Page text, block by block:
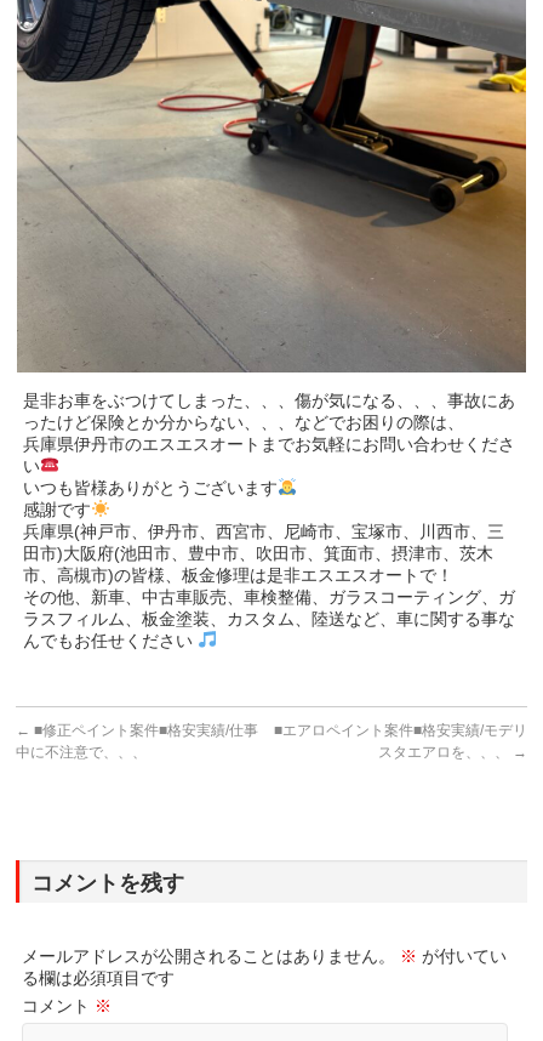
是非お車をぶつけてしまった、、、傷が気になる、、、事故にあ
ったけど保険とか分からない、、、などでお困りの際は、
兵庫県伊丹市のエスエスオートまでお気軽にお問い合わせくださ
い
いつも皆様ありがとうございます
感謝です
兵庫県(神戸市、伊丹市、西宮市、尼崎市、宝塚市、川西市、三
田市)大阪府(池田市、豊中市、吹田市、箕面市、摂津市、茨木
市、高槻市)の皆様、板金修理は是非エスエスオートで！
その他、新車、中古車販売、車検整備、ガラスコーティング、ガ
ラスフィルム、板金塗装、カスタム、陸送など、車に関する事な
んでもお任せください
← ■修正ペイント案件■格安実績/仕事
中に不注意で、、、
■エアロペイント案件■格安実績/モデリ
スタエアロを、、、
→
コメントを残す
メールアドレスが公開されることはありません。 ※ が付いてい
る欄は必須項目です
コメント ※